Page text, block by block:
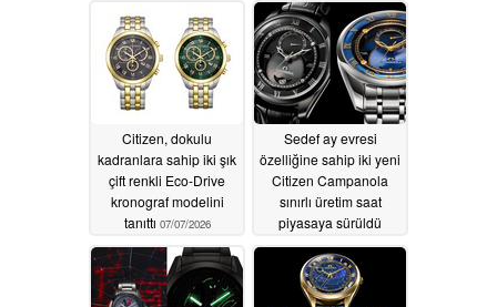
Citizen, dokulu
kadranlara sahip iki şık
çift renkli Eco-Drive
kronograf modelini
tanıttı 07/07/2026
Sedef ay evresi
özelliğine sahip iki yeni
Citizen Campanola
sınırlı üretim saat
piyasaya sürüldü
07/04/2026